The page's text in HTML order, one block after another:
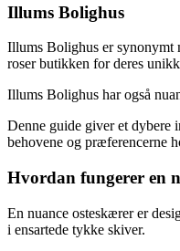
Illums Bolighus
Illums Bolighus er synonymt
roser butikken for deres
Illums Bolighus har også
Denne guide giver et dybere
behovene og præferencerne
Hvordan fungerer en
En nuance osteskærer er
i ensartede tykke skiver.